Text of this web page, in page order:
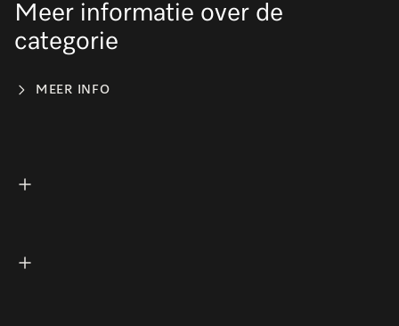
Meer informatie over de
categorie
MEER INFO